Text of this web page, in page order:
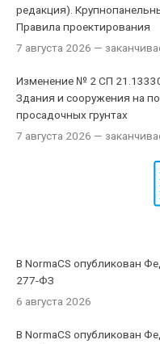
редакция).
Правила проектирования
7 августа 2026 —
Изменение № 2 СП
Здания и сооружения на
просадочных грунтах
7 августа 2026 —
В NormaCS опубликован
277-ФЗ
6 августа 2026
В NormaCS опубликован